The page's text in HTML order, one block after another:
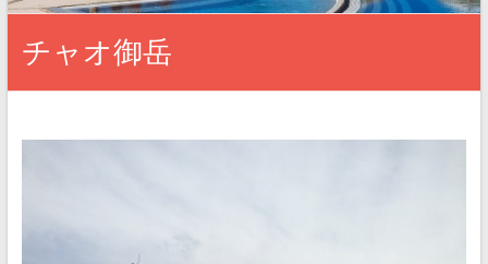
チャオ御岳